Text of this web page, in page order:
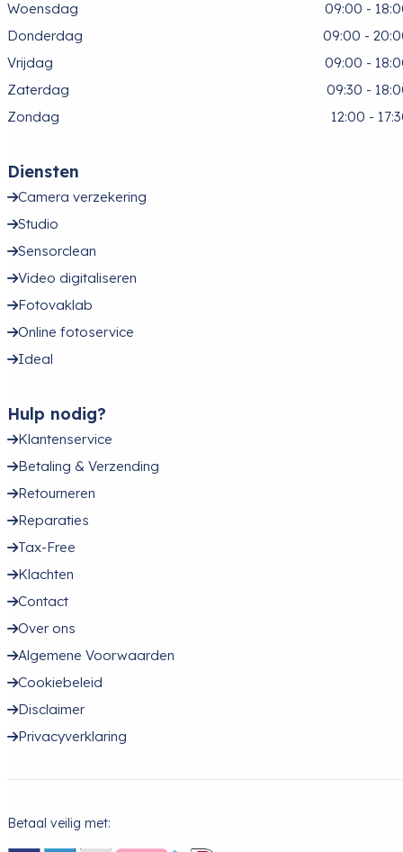
Woensdag
09:00 -
Donderdag
09:00 -
Vrijdag
09:00 -
Zaterdag
09:30 -
Zondag
12:00 -
Diensten
Camera verzekering
Studio
Sensorclean
Video digitaliseren
Fotovaklab
Online fotoservice
Ideal
Hulp nodig?
Klantenservice
Betaling & Verzending
Retourneren
Reparaties
Tax-Free
Klachten
Contact
Over ons
Algemene Voorwaarden
Cookiebeleid
Disclaimer
Privacyverklaring
Betaal veilig met: